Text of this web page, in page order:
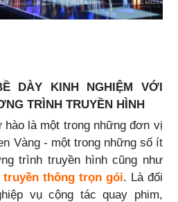
DÀY KINH NGHIỆM VỚI
TRÌNH TRUYỀN HÌNH
là một trong những đơn vị
Vàng - một trong những số ít
trình truyền hình cũng như
thông trọn gói. Là đối
vụ cộng tác quay phim,